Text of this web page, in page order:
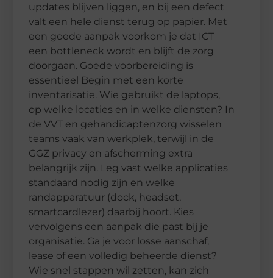
updates blijven liggen, en bij een defect
valt een hele dienst terug op papier. Met
een goede aanpak voorkom je dat ICT
een bottleneck wordt en blijft de zorg
doorgaan. Goede voorbereiding is
essentieel Begin met een korte
inventarisatie. Wie gebruikt de laptops,
op welke locaties en in welke diensten? In
de VVT en gehandicaptenzorg wisselen
teams vaak van werkplek, terwijl in de
GGZ privacy en afscherming extra
belangrijk zijn. Leg vast welke applicaties
standaard nodig zijn en welke
randapparatuur (dock, headset,
smartcardlezer) daarbij hoort. Kies
vervolgens een aanpak die past bij je
organisatie. Ga je voor losse aanschaf,
lease of een volledig beheerde dienst?
Wie snel stappen wil zetten, kan zich